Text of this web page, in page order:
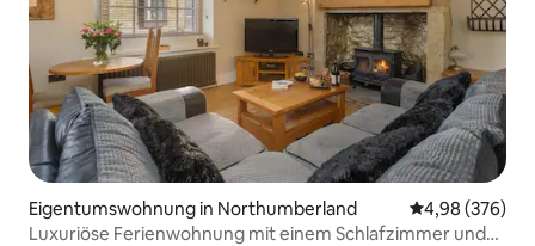
Eigentumswohnung in Northumberland
4,98 (376)
Luxuriöse Ferienwohnung mit einem Schlafzimmer und